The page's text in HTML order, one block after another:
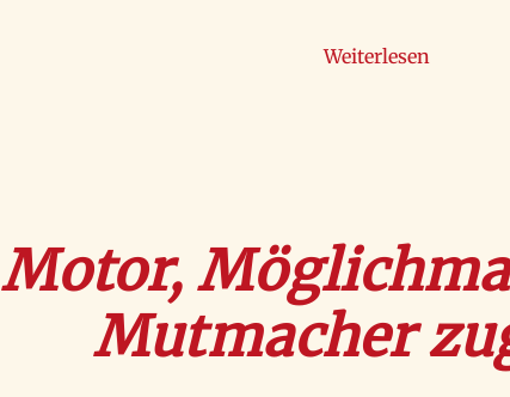
Weiterlesen
Motor,
Mutmacher